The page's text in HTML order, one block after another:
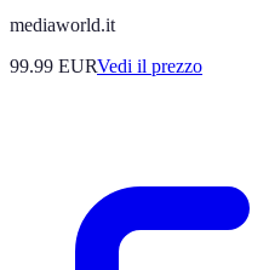
mediaworld.it
99.99 EURVedi il prezzo